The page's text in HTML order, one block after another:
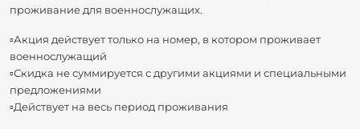
проживание для военнослужащих.
▫️Акция действует только на номер, в котором проживает
военнослужащий
▫️Скидка не суммируется с другими акциями и специальными
предложениями
▫️Действует на весь период проживания